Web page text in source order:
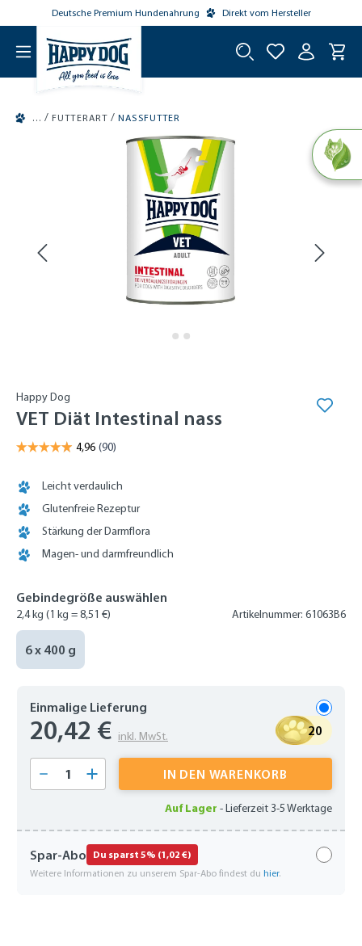
springen
Deutsche Premium Hundenahrung Direkt vom Hersteller
/ FUTTERART / NASSFUTTER
Happy Dog
VET Diät Intestinal nass
Leicht verdaulich
Glutenfreie Rezeptur
Stärkung der Darmflora
Magen- und darmfreundlich
Gebindegröße auswählen
2,4 kg (1 kg = 8,51 €) Artikelnummer: 61063B6
6 x 400 g
Einmalige Lieferung
20,42 € inkl. MwSt. 20
Produkt Anzahl: Gib den gewünschten
IN DEN WARENKORB
Auf Lager -Lieferzeit 3-5 Werktage
Spar-Abo Du sparst 5% (1,02 €)
Weitere Informationen zu unserem Spar-Abo findest du hier.